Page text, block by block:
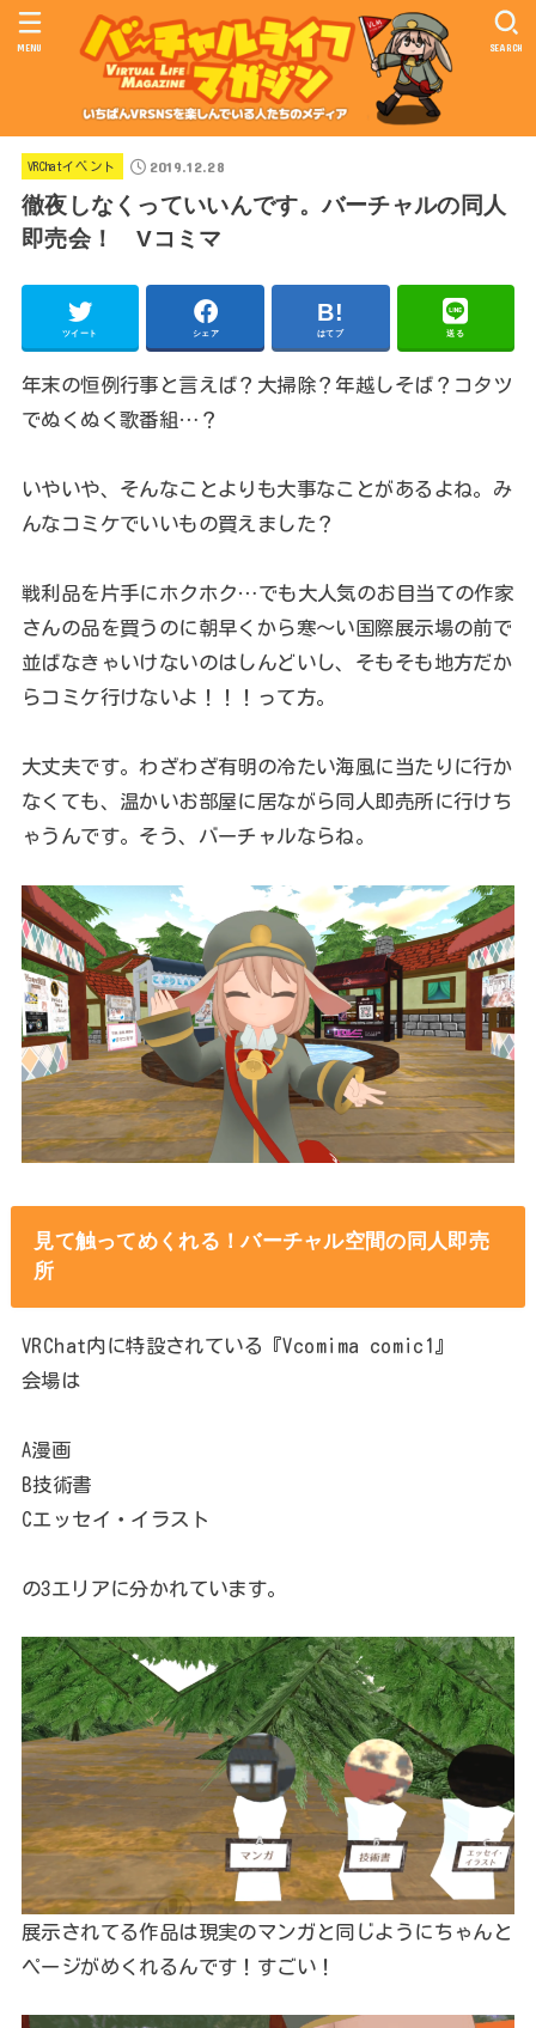
SEARCH
MENU
VRChatイベント 2019.12.28
徹夜しなくっていいんです。バーチャルの同人
即売会！ Vコミマ
ツイート シェア はてブ 送る
年末の恒例行事と言えば？大掃除？年越しそば？コタツ
でぬくぬく歌番組…？
いやいや、そんなことよりも大事なことがあるよね。み
んなコミケでいいもの買えました？
戦利品を片手にホクホク…でも大人気のお目当ての作家
さんの品を買うのに朝早くから寒～い国際展示場の前で
並ばなきゃいけないのはしんどいし、そもそも地方だか
らコミケ行けないよ！！！って方。
大丈夫です。わざわざ有明の冷たい海風に当たりに行か
なくても、温かいお部屋に居ながら同人即売所に行けち
ゃうんです。そう、バーチャルならね。
見て触ってめくれる！バーチャル空間の同人即売
所
VRChat内に特設されている『Vcomima comic1』
会場は
A漫画
B技術書
Cエッセイ・イラスト
の3エリアに分かれています。
展示されてる作品は現実のマンガと同じようにちゃんと
ページがめくれるんです！すごい！